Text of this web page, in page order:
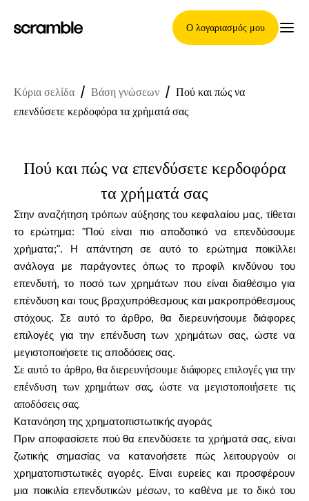
Ο λογαριασμός μου
Κύρια Σελίδα
Όροι ανάθεσης απαιτήσεων
Γκαλερί μαρκών
Επιλογή μάρκας
Υπολογιστές
Ιστορικό γύρων
Ιστολόγιο
Κύρια σελίδα / Βάση γνώσεων / Πού και πώς να
επενδύσετε κερδοφόρα τα χρήματά σας
Πού και πώς να επενδύσετε κερδοφόρα
τα χρήματά σας
Στην αναζήτηση τρόπων αύξησης του κεφαλαίου μας, τίθεται
το ερώτημα: "Πού είναι πιο αποδοτικό να επενδύσουμε
χρήματα;". Η απάντηση σε αυτό το ερώτημα ποικίλλει
ανάλογα με παράγοντες όπως το προφίλ κινδύνου του
επενδυτή, το ποσό των χρημάτων που είναι διαθέσιμο για
επένδυση και τους βραχυπρόθεσμους και μακροπρόθεσμους
στόχους. Σε αυτό το άρθρο, θα διερευνήσουμε διάφορες
επιλογές για την επένδυση των χρημάτων σας, ώστε να
μεγιστοποιήσετε τις αποδόσεις σας.
Σε αυτό το άρθρο, θα διερευνήσουμε διάφορες επιλογές για την
επένδυση των χρημάτων σας, ώστε να μεγιστοποιήσετε τις
αποδόσεις σας.
Κατανόηση της χρηματοπιστωτικής αγοράς
Πριν αποφασίσετε πού θα επενδύσετε τα χρήματά σας, είναι
ζωτικής σημασίας να κατανοήσετε πώς λειτουργούν οι
χρηματοπιστωτικές αγορές. Είναι ευρείες και προσφέρουν
μια ποικιλία επενδυτικών μέσων, το καθένα με το δικό του